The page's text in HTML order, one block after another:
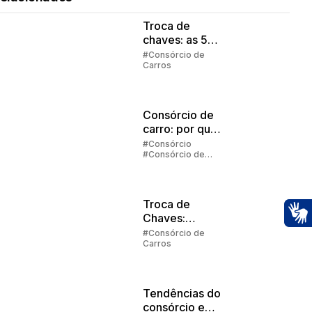
Troca de
chaves: as 5
regras
principais
#Consórcio de
Carros
Consórcio de
carro: por que
vale a pena
investir?
#Consórcio
#Consórcio de
Troca de
Chaves:
Entenda como
funciona
#Consórcio de
Carros
Tendências do
consórcio em